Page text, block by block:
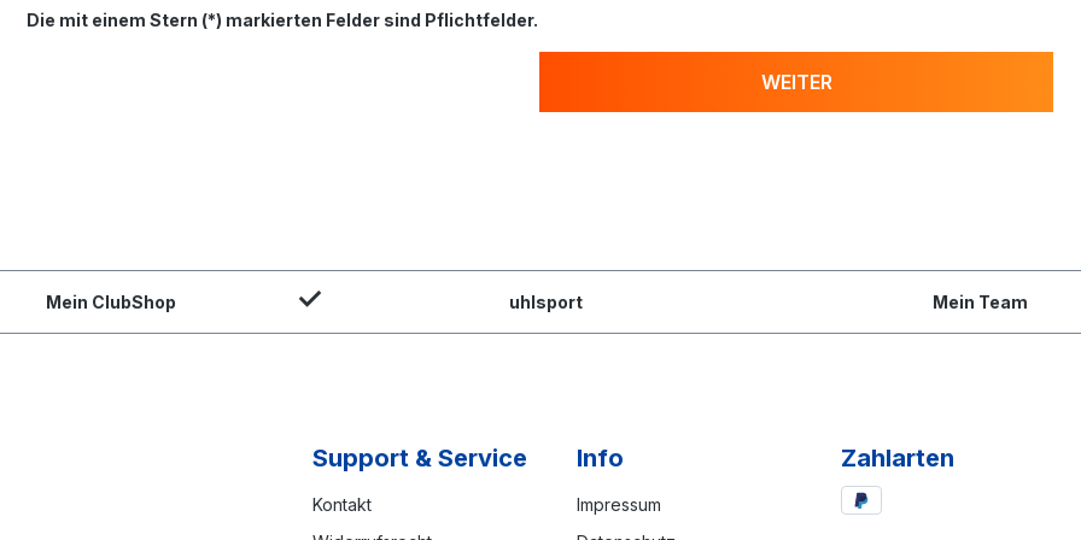
Die mit einem Stern (*) markierten Felder sind Pflichtfelder.
WEITER
Mein ClubShop uhlsport Mein Team
Support & Service
Kontakt
Info
Impressum
Zahlarten